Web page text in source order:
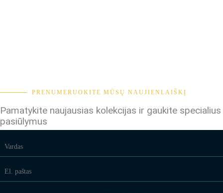
PRENUMERUOKITE MŪSŲ NAUJIENLAIŠKĮ
Pamatykite naujausias kolekcijas ir gaukite specialius
pasiūlymus